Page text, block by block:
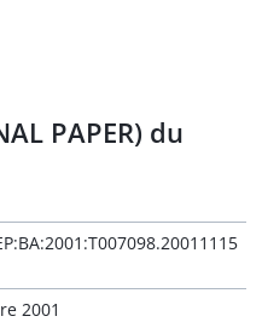
PAPER) du
2001